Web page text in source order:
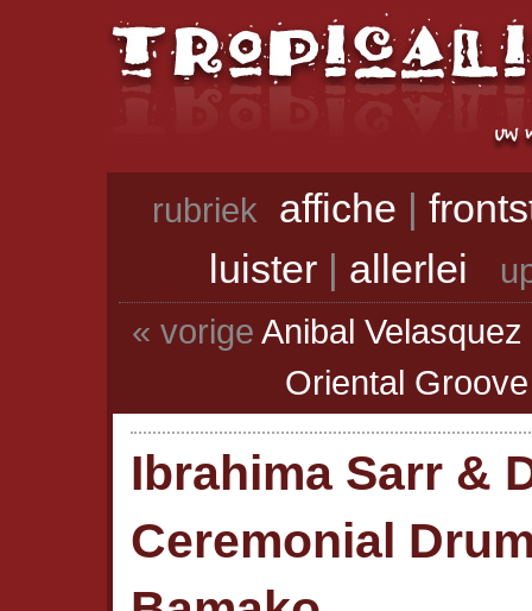
rubriek affiche |
luister| allerlei
« vorige Anibal
Oriental
Ibrahima Sarr &
Ceremonial